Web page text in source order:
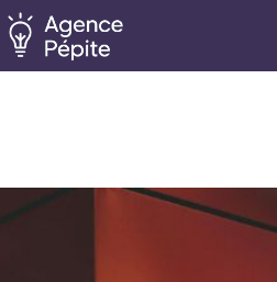
Passer
au
contenu